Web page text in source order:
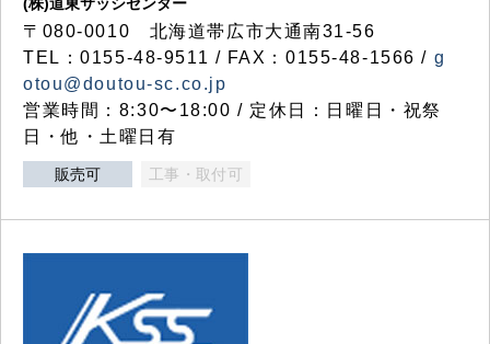
〒080-0010 北海道帯広市大通南31-56
TEL：0155-48-9511 / FAX：0155-48-1566 / g
otou@doutou-sc.co.jp
営業時間：8:30〜18:00 / 定休日：日曜日・祝祭
日・他・土曜日有
販売可 工事・取付可